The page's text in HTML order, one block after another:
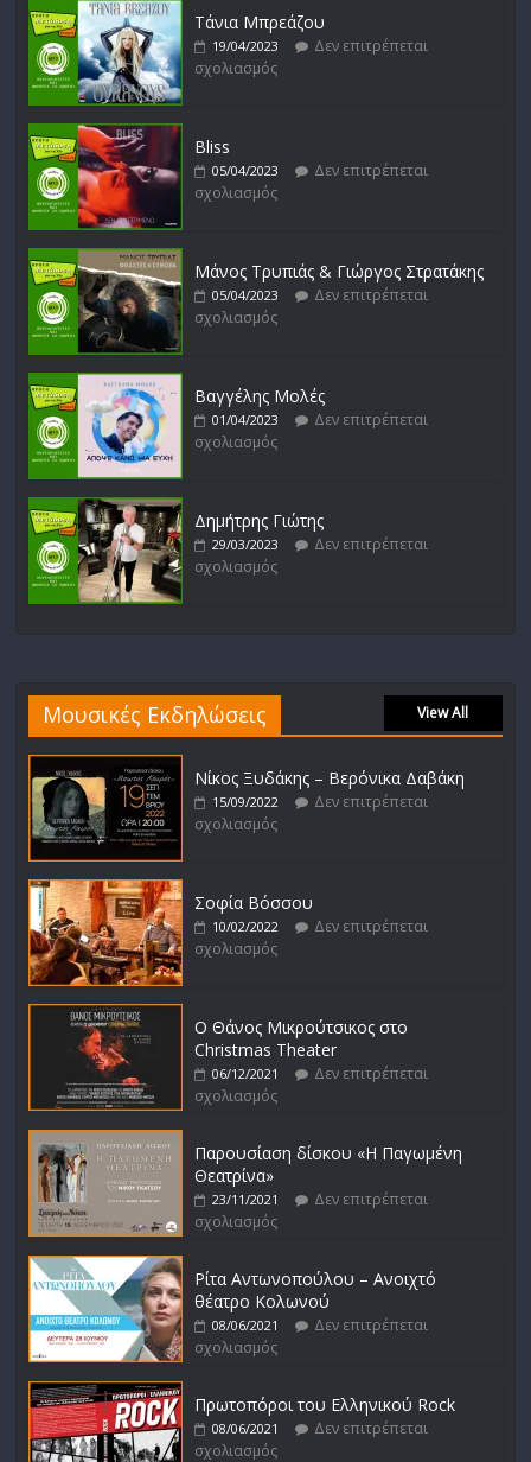
σχολιασμός
Τάνια Μπρεάζου
19/04/2023
Δεν επιτρέπεται
σχολιασμός
Bliss
05/04/2023
Δεν επιτρέπεται
σχολιασμός
Μάνος Τρυπιάς & Γιώργος Στρατάκης
05/04/2023
Δεν επιτρέπεται
σχολιασμός
Βαγγέλης Μολές
01/04/2023
Δεν επιτρέπεται
σχολιασμός
Δημήτρης Γιώτης
29/03/2023
Δεν επιτρέπεται
σχολιασμός
Μουσικές Εκδηλώσεις View All
Νίκος Ξυδάκης – Βερόνικα Δαβάκη
15/09/2022
Δεν επιτρέπεται
σχολιασμός
Σοφία Βόσσου
10/02/2022
Δεν επιτρέπεται
σχολιασμός
Ο Θάνος Μικρούτσικος στο
Christmas Theater
06/12/2021
Δεν επιτρέπεται
σχολιασμός
Παρουσίαση δίσκου «Η Παγωμένη
Θεατρίνα»
23/11/2021
Δεν επιτρέπεται
σχολιασμός
Ρίτα Αντωνοπούλου – Ανοιχτό
θέατρο Κολωνού
08/06/2021
Δεν επιτρέπεται
σχολιασμός
Πρωτοπόροι του Ελληνικού Rock
08/06/2021
Δεν επιτρέπεται
σχολιασμός